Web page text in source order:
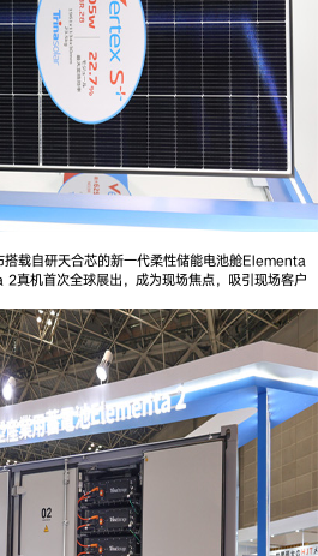
载自研天合芯的新一代柔性储能电池舱Elementa
真机首次全球展出，成为现场焦点，吸引现场客户